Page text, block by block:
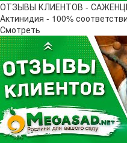
ОТЗЫВЫ КЛИЕНТОВ -
Актинидия - 100%
Смотреть